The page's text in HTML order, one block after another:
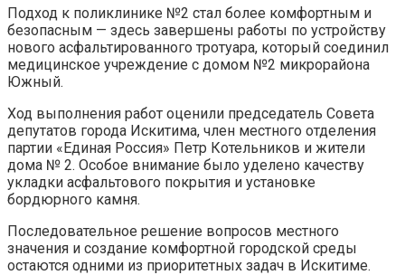
Подход к поликлинике №2 стал более комфортным и
безопасным — здесь завершены работы по устройству
нового асфальтированного тротуара, который соединил
медицинское учреждение с домом №2 микрорайона
Южный.
Ход выполнения работ оценили председатель Совета
депутатов города Искитима, член местного отделения
партии «Единая Россия» Петр Котельников и жители
дома № 2. Особое внимание было уделено качеству
укладки асфальтового покрытия и установке
бордюрного камня.
Последовательное решение вопросов местного
значения и создание комфортной городской среды
остаются одними из приоритетных задач в Искитиме.